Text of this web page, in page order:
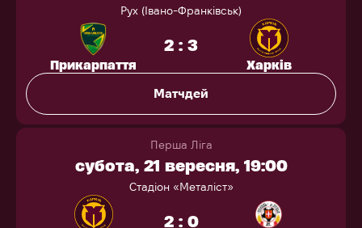
Рух (Івано-Франківськ)
Прикарпаття
2 : 3
Харків
Матчдей
Перша Ліга
субота, 21 вересня, 19:00
Стадіон «Металіст»
2 : 0